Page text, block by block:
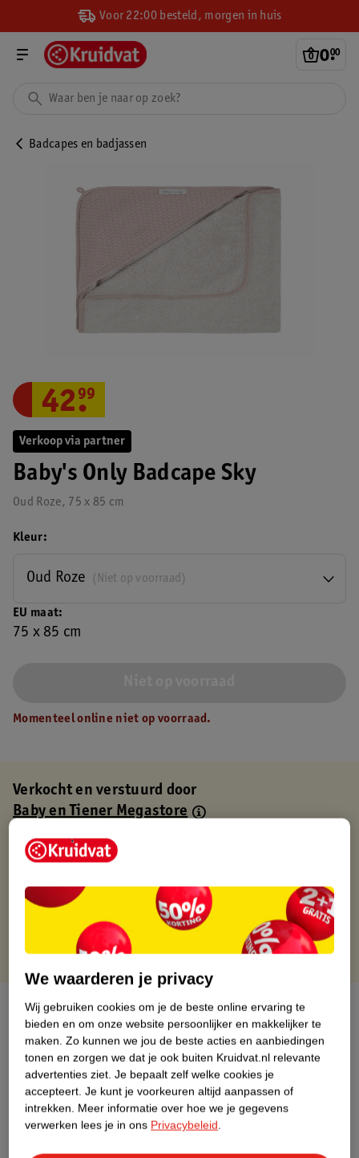
Voor 22:00 besteld, morgen in huis
0.
00
Badcapes en badjassen
Verkoop via partner
Baby's Only Badcape Sky
Oud Roze, 75 x 85 cm
42.
99
EU maat
75 x 85 cm
Kleur
(Niet op voorraad)
Oud Roze
Momenteel online niet op voorraad.
Verkocht en verstuurd door
Baby en Tiener Megastore
Binnen 1 werkdag verstuurd
Gratis thuisbezorgd
Gratis retourneren via verkooppartner.
Gratis punten met je Kruidvat kaart
Over dit product
Productinformatie
Nature Impact Score
Dit product heeft (nog) geen Nature
Impact Score.
Meer informatie
We waarderen je privacy
Wij gebruiken cookies om je de beste online ervaring te
bieden en om onze website persoonlijker en makkelijker te
maken. Zo kunnen we jou de beste acties en aanbiedingen
tonen en zorgen we dat je ook buiten Kruidvat.nl relevante
advertenties ziet. Je bepaalt zelf welke cookies je
accepteert. Je kunt je voorkeuren altijd aanpassen of
intrekken. Meer informatie over hoe we je gegevens
verwerken lees je in ons Privacybeleid.